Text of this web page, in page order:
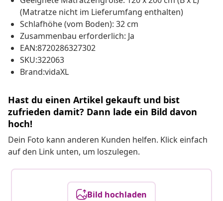
(Matratze nicht im Lieferumfang enthalten)
Schlafhöhe (vom Boden): 32 cm
Zusammenbau erforderlich: Ja
EAN:8720286327302
SKU:322063
Brand:vidaXL
Hast du einen Artikel gekauft und bist
zufrieden damit? Dann lade ein Bild davon
hoch!
Dein Foto kann anderen Kunden helfen. Klick einfach
auf den Link unten, um loszulegen.
Bild hochladen